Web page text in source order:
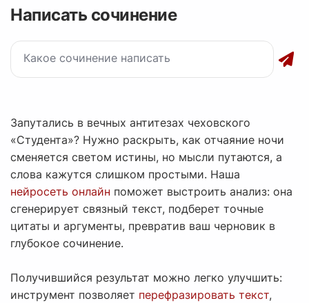
Написать сочинение
Запутались в вечных антитезах чеховского
«Студента»? Нужно раскрыть, как отчаяние ночи
сменяется светом истины, но мысли путаются, а
слова кажутся слишком простыми. Наша
нейросеть онлайн поможет выстроить анализ: она
сгенерирует связный текст, подберет точные
цитаты и аргументы, превратив ваш черновик в
глубокое сочинение.
Получившийся результат можно легко улучшить:
инструмент позволяет перефразировать текст,